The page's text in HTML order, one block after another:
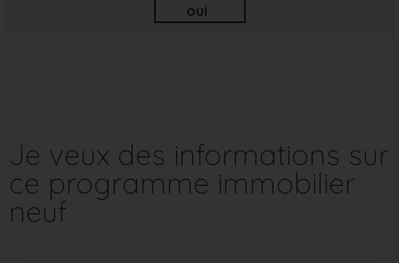
oui
Je veux des informations sur
ce programme immobilier
neuf